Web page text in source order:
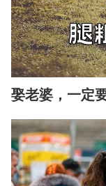
娶老婆，一定